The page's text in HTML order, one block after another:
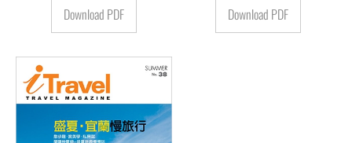
Download PDF Download PDF